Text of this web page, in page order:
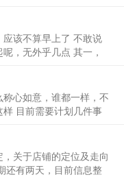
目标，加油吧 转载请
该不算早上了 不敢说
，无外乎几点 其一，
上有生意，要回复，
心如意，谁都一样，不
目前需要计划几件事
项目，尽管现在的自己
关于店铺的定位及走向
还有两天，目前信息整